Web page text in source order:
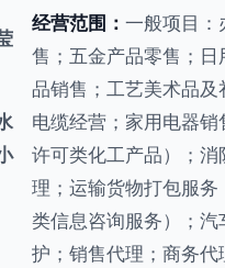
经营范围： 一般项目：
售；五金产品零售；
品销售；工艺美术品
电缆经营；家用电器
许可类化工产品）；
理；运输货物打包服
类信息咨询服务）；
护；销售代理；商务